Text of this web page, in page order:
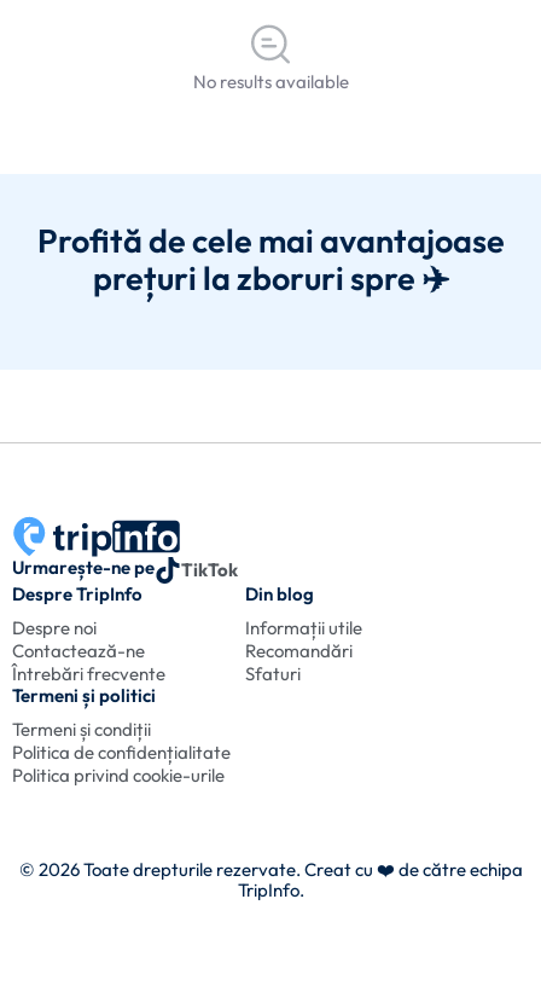
No results available
Profită de cele mai avantajoase
prețuri la zboruri spre ✈️
Urmarește-ne pe
TikTok
Despre TripInfo
Despre noi
Contactează-ne
Întrebări frecvente
Din blog
Informații utile
Recomandări
Sfaturi
Termeni și politici
Termeni și condiții
Politica de confidențialitate
Politica privind cookie-urile
© 2026 Toate drepturile rezervate. Creat cu ❤️ de către echipa
TripInfo.